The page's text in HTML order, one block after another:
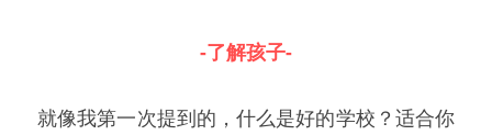
-了解孩子-
就像我第一次提到的，什么是好的学校？适合你